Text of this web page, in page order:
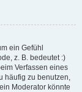
ein Gefühl
z. B. bedeutet :)
Verfassen eines
häufig zu benutzen,
Moderator könnte